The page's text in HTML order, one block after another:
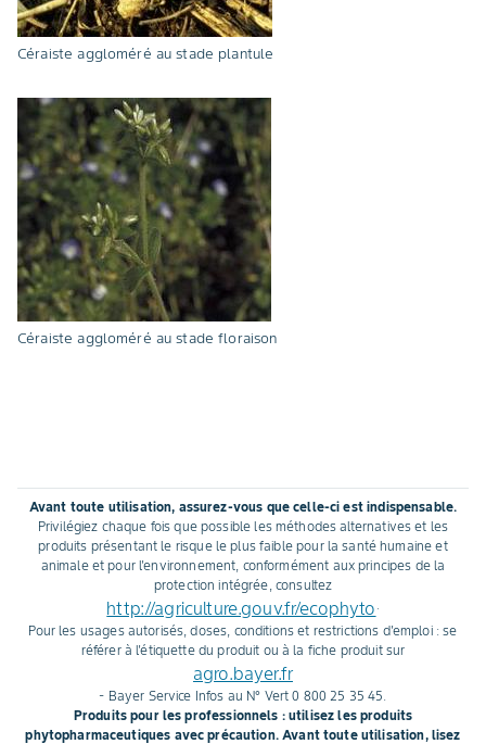
Céraiste aggloméré au stade plantule
Céraiste aggloméré au stade floraison
Avant toute utilisation, assurez-vous que celle-ci est indispensable.
Privilégiez chaque fois que possible les méthodes alternatives et les
produits présentant le risque le plus faible pour la santé humaine et
animale et pour l'environnement, conformément aux principes de la
protection intégrée, consultez
http://agriculture.gouv.fr/ecophyto .
Pour les usages autorisés, doses, conditions et restrictions d'emploi : se
référer à l'étiquette du produit ou à la fiche produit sur
agro.bayer.fr
- Bayer Service Infos au N° Vert 0 800 25 35 45.
Produits pour les professionnels : utilisez les produits
phytopharmaceutiques avec précaution. Avant toute utilisation, lisez